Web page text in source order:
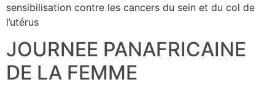
sensibilisation contre les cancers du sein et du col de
l’utérus
JOURNEE PANAFRICAINE
DE LA FEMME